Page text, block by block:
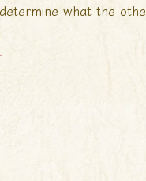
what the